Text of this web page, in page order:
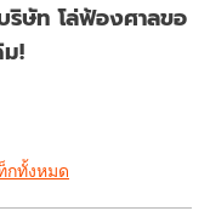
ริษัท โล่ฟ้องศาลขอ
!
กทั้งหมด